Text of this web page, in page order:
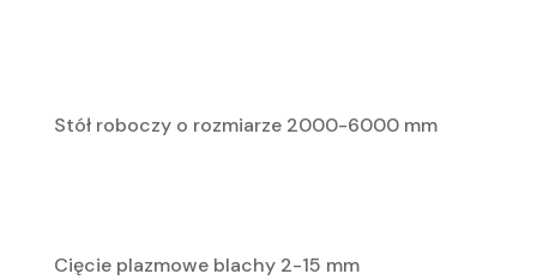
Stół roboczy o rozmiarze 2000-6000 mm
Cięcie plazmowe blachy 2-15 mm